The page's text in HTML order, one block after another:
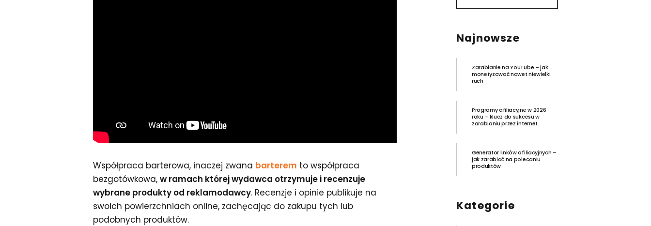
Współpraca barterowa, inaczej zwana barterem to współpraca
bezgotówkowa, w ramach której wydawca otrzymuje i recenzuje
wybrane produkty od reklamodawcy. Recenzje i opinie publikuje na
swoich powierzchniach online, zachęcając do zakupu tych lub
podobnych produktów.
Najnowsze
Zarabianie na YouTube – jak
monetyzować nawet niewielki
ruch
Programy afiliacyjne w 2026
roku – klucz do sukcesu w
zarabianiu przez internet
Generator linków afiliacyjnych –
jak zarabiać na polecaniu
produktów
Kategorie